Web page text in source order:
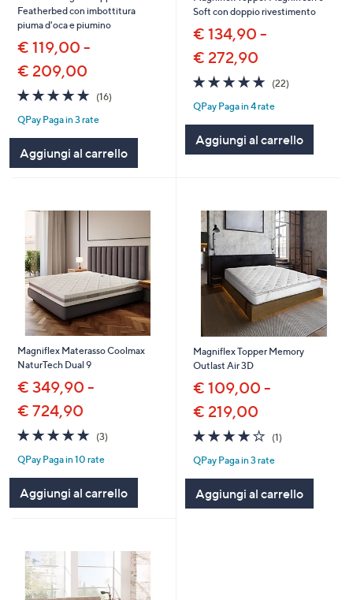
Featherbed con imbottitura
piuma d'oca e piumino
€ 119,00 -
€ 209,00
4.9
of
5
(16)16
QPay Paga in 3 rate
Aggiungi al carrello
Soft con doppio rivestimento
€ 134,90 -
€ 272,90
4.9
of
5
(22)
QPay Paga in 4 rate
Aggiungi al carrello
Magniflex Materasso Coolmax
NaturTech Dual 9
€ 349,90 -
€ 724,90
5.0
of
5
(3)3
QPay Paga in 10 rate
Aggiungi al carrello
Magniflex Topper Memory
Outlast Air 3D
€ 109,00 -
€ 219,00
4.0
of
5
(1)1
QPay Paga in 3 rate
Aggiungi al carrello